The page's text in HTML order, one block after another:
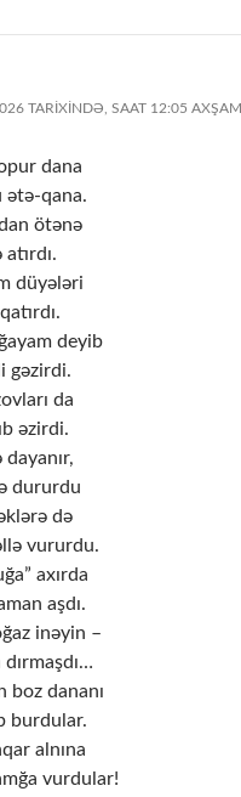
TARIXINDƏ, SAAT 12:05 AXŞAM
dana
ətə-qana.
ötənə
düyələri
deyib
gəzirdi.
da
əzirdi.
dururdu
də
vururdu.
axırda
aşdı.
inəyin –
dırmaşdı…
boz dananı
burdular.
alnına
vurdular!